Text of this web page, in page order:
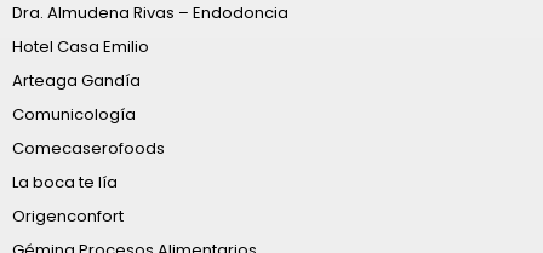
Dra. Almudena Rivas – Endodoncia
Hotel Casa Emilio
Arteaga Gandía
Comunicología
Comecaserofoods
La boca te lía
Origenconfort